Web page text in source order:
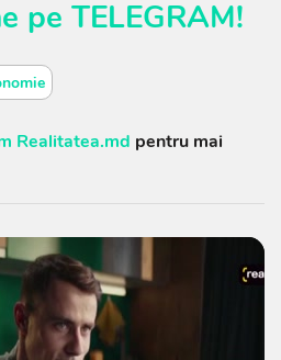
pe TELEGRAM!
Realitatea.md pentru mai